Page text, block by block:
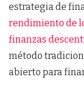
estrategia de
rendimiento de
finanzas
método
abierto para